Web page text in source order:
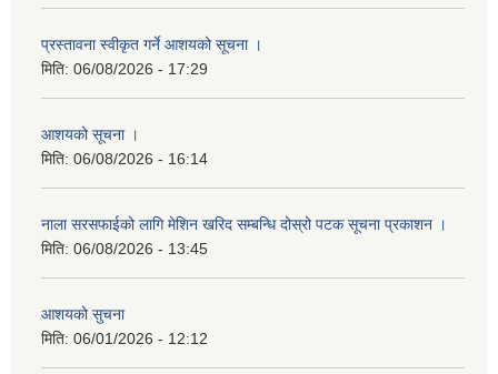
प्रस्तावना स्वीकृत गर्ने आशयको सूचना ।
मिति: 06/08/2026 - 17:29
आशयको सूचना ।
मिति: 06/08/2026 - 16:14
नाला सरसफाईको लागि मेशिन खरिद सम्बन्धि दोस्रो पटक सूचना प्रकाशन ।
मिति: 06/08/2026 - 13:45
आशयको सुचना
मिति: 06/01/2026 - 12:12